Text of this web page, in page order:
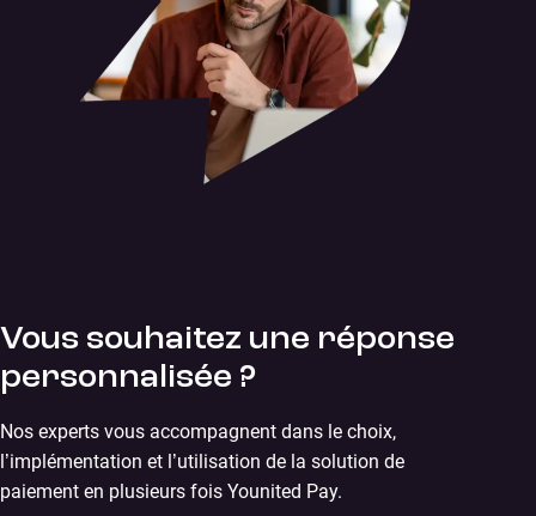
Vous souhaitez une réponse
personnalisée ?
Nos experts vous accompagnent dans le choix,
l’implémentation et l’utilisation de la solution de
paiement en plusieurs fois Younited Pay.